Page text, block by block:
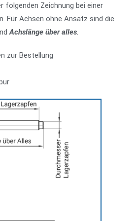
folgenden Zeichnung bei einer
Für Achsen ohne Ansatz sind die
Achslänge über alles.
zur Bestellung